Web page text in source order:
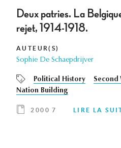
Deux patries. La
rejet, 1914-1918.
AUTEUR(S)
Sophie De Schaepdrijver
Political History
Second
Nation Building
2000 7 LIRE LA